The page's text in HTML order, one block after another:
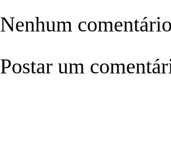
Nenhum
Postar um